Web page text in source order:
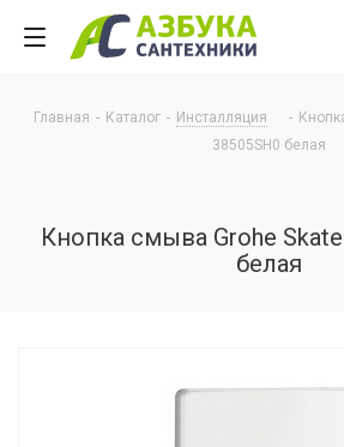
Главная - Каталог - Инсталляция -
38505SH0 белая
Кнопка смыва Grohe
белая